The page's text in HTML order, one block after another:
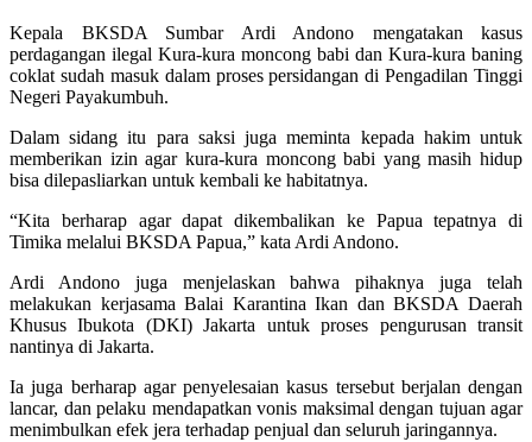
Kepala BKSDA Sumbar Ardi Andono mengatakan kasus
perdagangan ilegal Kura-kura moncong babi dan Kura-kura baning
coklat sudah masuk dalam proses persidangan di Pengadilan Tinggi
Negeri Payakumbuh.
Dalam sidang itu para saksi juga meminta kepada hakim untuk
memberikan izin agar kura-kura moncong babi yang masih hidup
bisa dilepasliarkan untuk kembali ke habitatnya.
“Kita berharap agar dapat dikembalikan ke Papua tepatnya di
Timika melalui BKSDA Papua,” kata Ardi Andono.
Ardi Andono juga menjelaskan bahwa pihaknya juga telah
melakukan kerjasama Balai Karantina Ikan dan BKSDA Daerah
Khusus Ibukota (DKI) Jakarta untuk proses pengurusan transit
nantinya di Jakarta.
Ia juga berharap agar penyelesaian kasus tersebut berjalan dengan
lancar, dan pelaku mendapatkan vonis maksimal dengan tujuan agar
menimbulkan efek jera terhadap penjual dan seluruh jaringannya.